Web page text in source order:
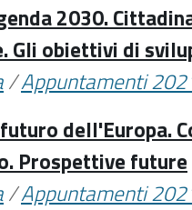
2030.
Gli obiettivi di
/Appuntamenti
dell'Europa.
Prospettive future
/Appuntamenti